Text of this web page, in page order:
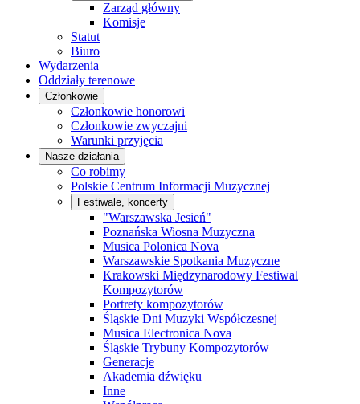
Zarząd główny
Komisje
Statut
Biuro
Wydarzenia
Oddziały terenowe
Członkowie
Członkowie honorowi
Członkowie zwyczajni
Warunki przyjęcia
Nasze działania
Co robimy
Polskie Centrum Informacji Muzycznej
Festiwale, koncerty
"Warszawska Jesień"
Poznańska Wiosna Muzyczna
Musica Polonica Nova
Warszawskie Spotkania Muzyczne
Krakowski Międzynarodowy Festiwal
Kompozytorów
Portrety kompozytorów
Śląskie Dni Muzyki Współczesnej
Musica Electronica Nova
Śląskie Trybuny Kompozytorów
Generacje
Akademia dźwięku
Inne